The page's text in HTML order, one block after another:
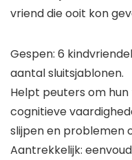
vriend die ooit kon
Gespen: 6
aantal sluitsjablonen.
Helpt peuters om
cognitieve
slijpen en problemen
Aantrekkelijk: